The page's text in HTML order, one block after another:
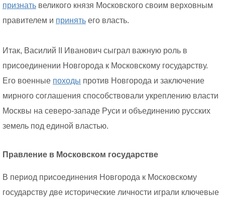
признать великого князя Московского своим верховным
правителем и принять его власть.
Итак, Василий II Иванович сыграл важную роль в
присоединении Новгорода к Московскому государству.
Его военные походы против Новгорода и заключение
мирного соглашения способствовали укреплению власти
Москвы на северо-западе Руси и объединению русских
земель под единой властью.
Правление в Московском государстве
В период присоединения Новгорода к Московскому
государству две исторические личности играли ключевые